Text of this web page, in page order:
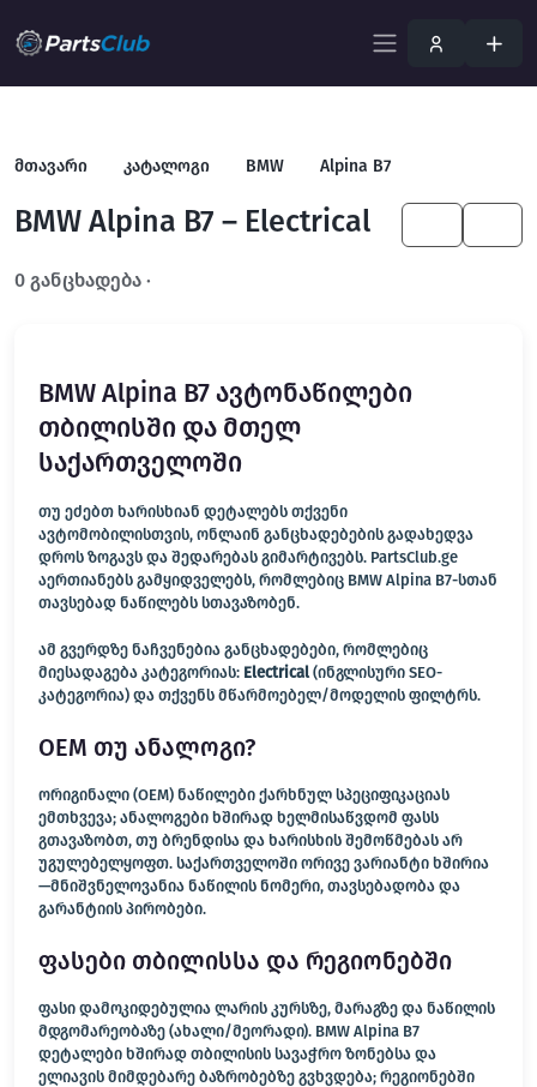
მთავარი კატალოგი BMW Alpina B7
BMW Alpina B7 – Electrical
0 განცხადება ·
BMW Alpina B7 ავტონაწილები
თბილისში და მთელ
საქართველოში
თუ ეძებთ ხარისხიან დეტალებს თქვენი
ავტომობილისთვის, ონლაინ განცხადებების გადახედვა
დროს ზოგავს და შედარებას გიმარტივებს. PartsClub.ge
აერთიანებს გამყიდველებს, რომლებიც BMW Alpina B7-სთან
თავსებად ნაწილებს სთავაზობენ.
ამ გვერდზე ნაჩვენებია განცხადებები, რომლებიც
მიესადაგება კატეგორიას: Electrical (ინგლისური SEO-
კატეგორია) და თქვენს მწარმოებელ/მოდელის ფილტრს.
OEM თუ ანალოგი?
ორიგინალი (OEM) ნაწილები ქარხნულ სპეციფიკაციას
ემთხვევა; ანალოგები ხშირად ხელმისაწვდომ ფასს
გთავაზობთ, თუ ბრენდისა და ხარისხის შემოწმებას არ
უგულებელყოფთ. საქართველოში ორივე ვარიანტი ხშირია
—მნიშვნელოვანია ნაწილის ნომერი, თავსებადობა და
გარანტიის პირობები.
ფასები თბილისსა და რეგიონებში
ფასი დამოკიდებულია ლარის კურსზე, მარაგზე და ნაწილის
მდგომარეობაზე (ახალი/მეორადი). BMW Alpina B7
დეტალები ხშირად თბილისის სავაჭრო ზონებსა და
ელიავის მიმდებარე ბაზრობებზე გვხვდება; რეგიონებში